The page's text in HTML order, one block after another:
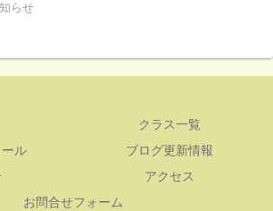
らせ
クラス一覧
ル
ブログ更新情報
アクセス
お問合せフォーム